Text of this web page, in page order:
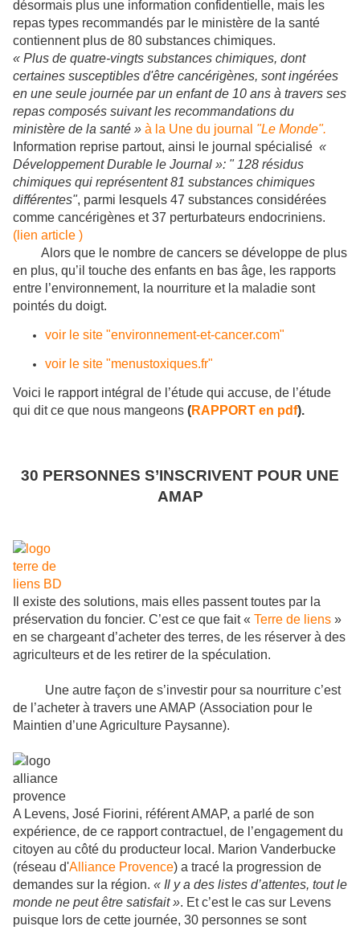
désormais plus une information confidentielle, mais les
repas types recommandés par le ministère de la santé
contiennent plus de 80 substances chimiques.
« Plus de quatre-vingts substances chimiques, dont
certaines susceptibles d'être cancérigènes, sont ingérées
en une seule journée par un enfant de 10 ans à travers ses
repas composés suivant les recommandations du
ministère de la santé » à la Une du journal "Le Monde".
Information reprise partout, ainsi le journal spécialisé «
Développement Durable le Journal »: " 128 résidus
chimiques qui représentent 81 substances chimiques
différentes", parmi lesquels 47 substances considérées
comme cancérigènes et 37 perturbateurs endocriniens.
(lien article )
Alors que le nombre de cancers se développe de plus
en plus, qu’il touche des enfants en bas âge, les rapports
entre l’environnement, la nourriture et la maladie sont
pointés du doigt.
voir le site "environnement-et-cancer.com"
voir le site "menustoxiques.fr"
Voici le rapport intégral de l’étude qui accuse, de l’étude
qui dit ce que nous mangeons (RAPPORT en pdf).
30 PERSONNES S’INSCRIVENT POUR UNE
AMAP
Il existe des solutions, mais elles passent toutes par la
préservation du foncier. C’est ce que fait « Terre de liens »
en se chargeant d’acheter des terres, de les réserver à des
agriculteurs et de les retirer de la spéculation.
Une autre façon de s’investir pour sa nourriture c’est
de l’acheter à travers une AMAP (Association pour le
Maintien d’une Agriculture Paysanne).
A Levens, José Fiorini, référent AMAP, a parlé de son
expérience, de ce rapport contractuel, de l’engagement du
citoyen au côté du producteur local. Marion Vanderbucke
(réseau d'Alliance Provence) a tracé la progression de
demandes sur la région. « Il y a des listes d’attentes, tout le
monde ne peut être satisfait ». Et c’est le cas sur Levens
puisque lors de cette journée, 30 personnes se sont